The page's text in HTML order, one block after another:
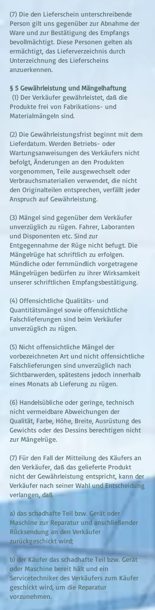
(7) Die den Lieferschein unterschreibende
Person gilt uns gegenüber zur Abnahme der
Ware und zur Bestätigung des Empfangs
bevollmächtigt. Diese Personen gelten als
ermächtigt, das Lieferverzeichnis durch
Unterzeichnung des Lieferscheins
anzuerkennen.
§ 5 Gewährleistung und Mängelhaftung
(1) Der Verkäufer gewährleistet, daß die
Produkte frei von Fabrikations- und
Materialmängeln sind.
(2) Die Gewährleistungsfrist beginnt mit dem
Lieferdatum. Werden Betriebs- oder
Wartungsanweisungen des Verkäufers nicht
befolgt, Änderungen an den Produkten
vorgenommen, Teile ausgewechselt oder
Verbrauchsmaterialien verwendet, die nicht
den Originalteilen entsprechen, verfällt jeder
Anspruch auf Gewährleistung.
(3) Mängel sind gegenüber dem Verkäufer
unverzüglich zu rügen. Fahrer, Laboranten
und Disponenten etc. Sind zur
Entgegennahme der Rüge nicht befugt. Die
Mängelrüge hat schriftlich zu erfolgen.
Mündliche oder fernmündlich vorgetragene
Mängelrügen bedürfen zu ihrer Wirksamkeit
unserer schriftlichen Empfangsbestätigung.
(4) Offensichtliche Qualitäts- und
Quantitätsmängel sowie offensichtliche
Falschlieferungen sind beim Verkäufer
unverzüglich zu rügen.
(5) Nicht offensichtliche Mängel der
vorbezeichneten Art und nicht offensichtliche
Falschlieferungen sind unverzüglich nach
Sichtbarwerden, spätestens jedoch innerhalb
eines Monats ab Lieferung zu rügen.
(6) Handelsübliche oder geringe, technisch
nicht vermeidbare Abweichungen der
Qualität, Farbe, Höhe, Breite, Ausrüstung des
Gewichts oder des Dessins berechtigen nicht
zur Mängelrüge.
(7) Für den Fall der Mitteilung des Käufers an
den Verkäufer, daß das gelieferte Produkt
nicht der Gewährleistung entspricht, kann der
Verkäufer nach seiner Wahl und Entscheidung
verlangen, daß
a) das schadhafte Teil bzw. Gerät oder
Maschine zur Reparatur und anschließender
Rücksendung an den Verkäufer
zurückgeschickt wird;
b) der Käufer das schadhafte Teil bzw. Gerät
oder Maschine bereit hält und ein
Servicetechniker des Verkäufers zum Käufer
geschickt wird, um die Reparatur
vorzunehmen.